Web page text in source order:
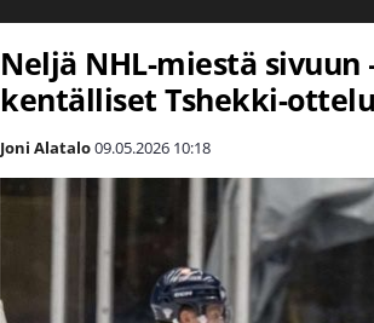
Neljä NHL-miestä sivuun
kentälliset Tshekki-
Joni Alatalo09.05.2026 10:18